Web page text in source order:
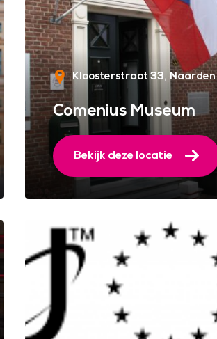
Kloosterstraat 33 Naarden
Comenius Museum
Bekijk deze locatie